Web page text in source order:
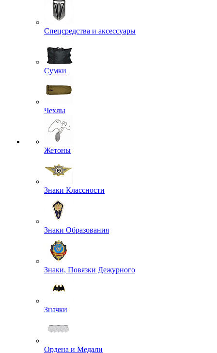
Спецсредства и аксессуары
Сумки
Чехлы
Жетоны
Знаки Классности
Знаки Образования
Знаки, Повязки Дежурного
Значки
Ордена и Медали